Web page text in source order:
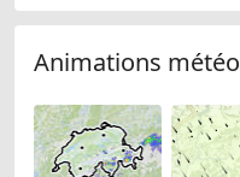
Animations météo